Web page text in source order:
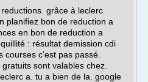
grâce à leclerc
planifiez bon de reduction a
en bon de reduction a
: résultat demission cdi
courses c'est pas passé.
sont valables chez.
a. tu a bien de la. google